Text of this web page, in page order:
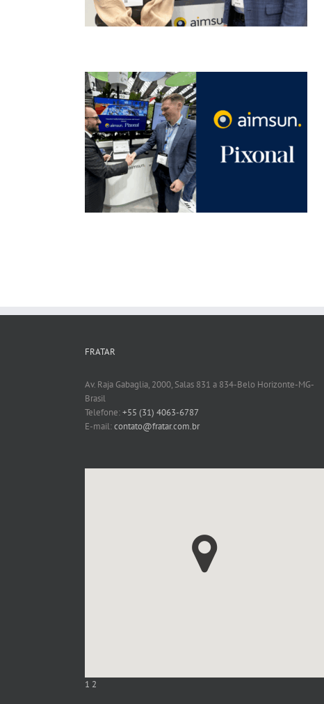
Aimsun reconhece Haskoning como Industry
Partner
FRATAR
Av. Raja Gabaglia, 2000, Salas 831 a 834-Belo Horizonte-MG-
Brasil
Telefone:+55 (31) 4063-6787
E-mail:contato@fratar.com.br
1 2